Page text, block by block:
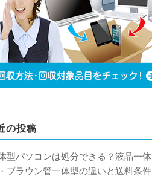
の投稿
型パソコンは処分できる？液晶一体
ブラウン管一体型の違いと送料条件